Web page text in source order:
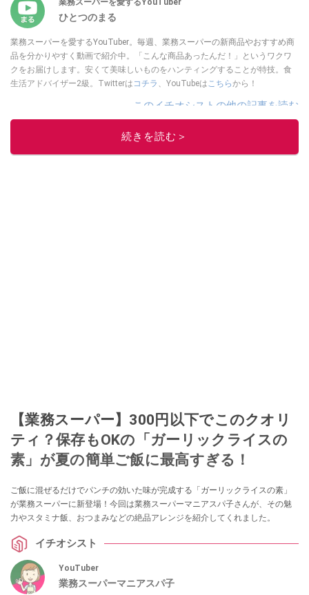
業務スーパーを愛するYouTuber
ひとつのまる
業務スーパーを愛するYouTuber。毎週、業務スーパーの新商品やおすすめ商
品を分かりやすく動画で紹介中。「こんな商品あったんだ！」というワクワ
クをお届けします。安くて美味しいものをハンティングすることが特技。食
生活アドバイザー2級。Twitterは コチラ 、YouTubeは こちらから！
このイチオシストの他の記事を読む
続きを読む＞
【業務スーパー】300円以下でこのクオリ
ティ？保存もOKの「ガーリックライスの
素」が夏の簡単ご飯に最高すぎる！
ご飯に混ぜるだけでパンチの効いた味が完成する「ガーリックライスの素」
が業務スーパーに新登場！今回は業務スーパーマニアスパ子さんが、その魅
力やスタミナ飯、おつまみなどの絶品アレンジを紹介してくれました。
イチオシスト
YouTuber
業務スーパーマニアスパ子